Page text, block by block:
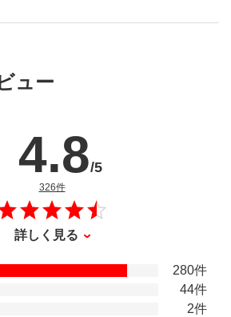
ュー
326件のレビュー
4.8/5
詳しく見る
280件
44件
2件